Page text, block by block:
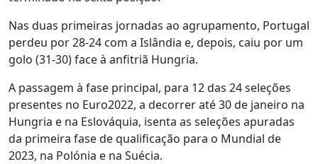
Nas duas primeiras jornadas ao agrupamento, Portugal
perdeu por 28-24 com a Islândia e, depois, caiu por um
golo (31-30) face à anfitriã Hungria.
A passagem à fase principal, para 12 das 24 seleções
presentes no Euro2022, a decorrer até 30 de janeiro na
Hungria e na Eslováquia, isenta as seleções apuradas
da primeira fase de qualificação para o Mundial de
2023, na Polónia e na Suécia.